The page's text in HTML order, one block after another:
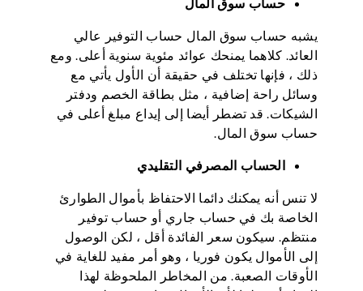
حساب سوق المال
يشبه حساب سوق المال حساب التوفير عالي
العائد. كلاهما يمنحك عوائد مئوية سنوية أعلى. ومع
ذلك ، فإنها تختلف في حقيقة أن الأول يأتي مع
وسائل راحة إضافية ، مثل بطاقة الخصم ودفتر
الشيكات. قد تضطر أيضا إلى إيداع مبلغ أعلى في
حساب سوق المال.
الحساب المصرفي التقليدي
لا تنس أنه يمكنك دائما الاحتفاظ بأموال الطوارئ
الخاصة بك في حساب جاري أو حساب توفير
منتظم. سيكون سعر الفائدة أقل ، لكن الوصول
إلى الأموال يكون فوريا ، وهو أمر مفيد للغاية في
الأوقات الصعبة. من المخاطر الملحوظة لهذا